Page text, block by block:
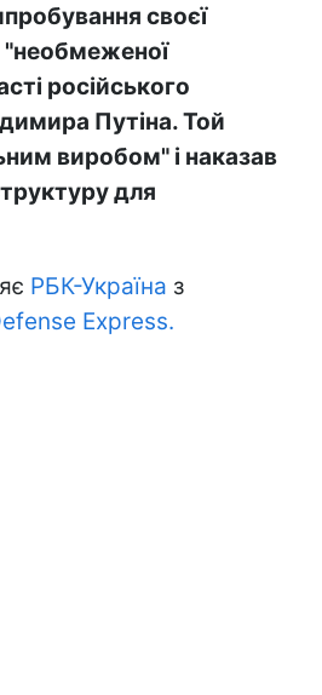
своєї
"необмеженої
російського
Путіна. Той
виробом" і наказав
для
РБК-Україна з
Express.